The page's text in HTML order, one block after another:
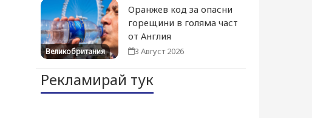
Великобритания
Оранжев код за опасни
горещини в голяма част
от Англия
3 Август 2026
Рекламирай тук